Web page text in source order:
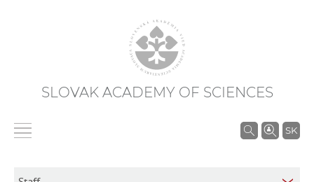
SLOVAK ACADEMY OF SCIENCES
SK
S